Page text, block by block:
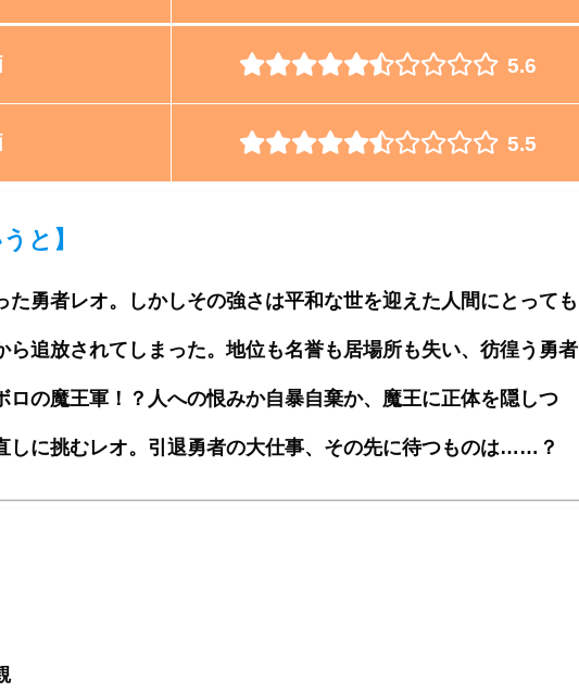
5.6
5.5
と 】
た勇者レオ。しかしその強さは平和な世を迎えた人間にとっても
ら追放されてしまった。地位も名誉も居場所も失い、彷徨う勇者
の魔王軍！？人への恨みか自暴自棄か、魔王に正体を隠しつ
しに挑むレオ。引退勇者の大仕事、その先に待つものは……？